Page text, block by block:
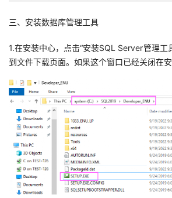
三、安装数据库管理工具
1.在安装中心，点击“安装SQL Server管理工
到文件下载页面。如果这个窗口已经关闭在